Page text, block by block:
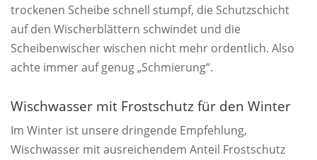
trockenen Scheibe schnell stumpf, die Schutzschicht
auf den Wischerblättern schwindet und die
Scheibenwischer wischen nicht mehr ordentlich. Also
achte immer auf genug „Schmierung“.
Wischwasser mit Frostschutz für den Winter
Im Winter ist unsere dringende Empfehlung,
Wischwasser mit ausreichendem Anteil Frostschutz